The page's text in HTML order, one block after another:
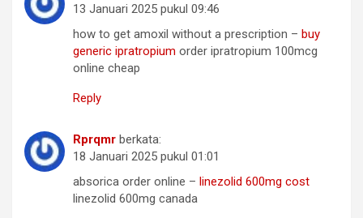
13 Januari 2025 pukul 09:46
how to get amoxil without a prescription – buy
generic ipratropium order ipratropium 100mcg
online cheap
Reply
Rprqmr berkata:
18 Januari 2025 pukul 01:01
absorica order online – linezolid 600mg cost
linezolid 600mg canada